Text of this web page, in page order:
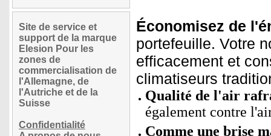
Site de service et
support de la marque
Elesion Pour les
zones de
commercialisation de
l'Allemagne, de
l'Autriche et de la
Suisse
Confidentialité
Économisez de
portefeuille. Votre
efficacement et
climatiseurs
Qualité de l'air
également contre
Comme une brise